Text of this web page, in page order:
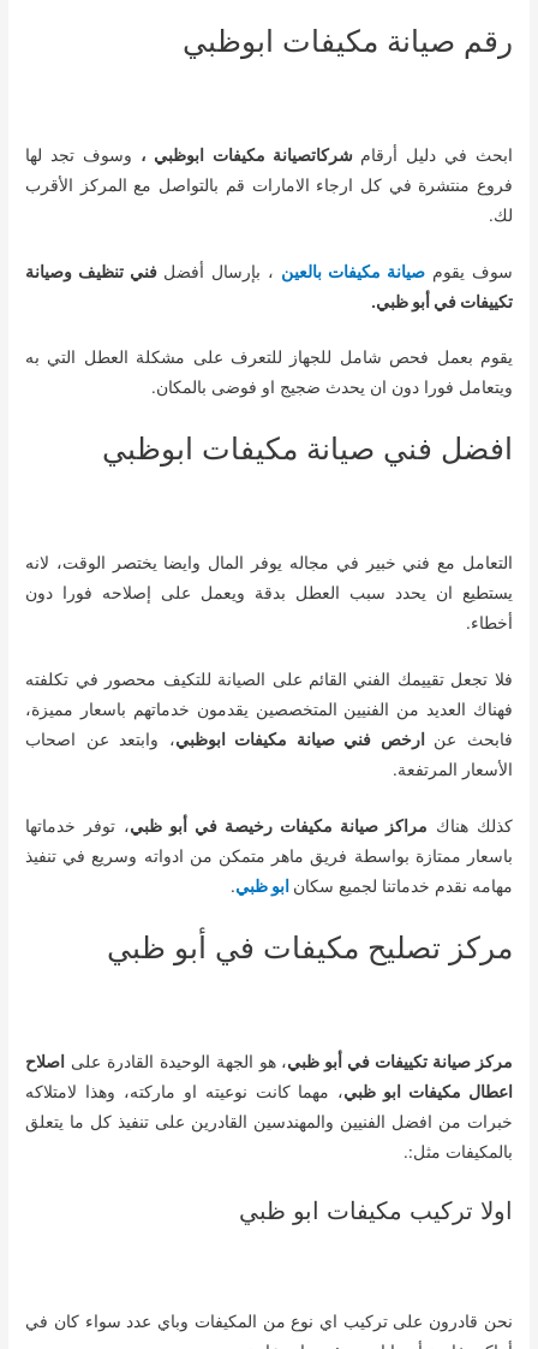
رقم صيانة مكيفات ابوظبي
ابحث في دليل أرقام شركاتصيانة مكيفات ابوظبي ، وسوف تجد لها
فروع منتشرة في كل ارجاء الامارات قم بالتواصل مع المركز الأقرب
لك.
سوف يقوم صيانة مكيفات بالعين ، بإرسال أفضل فني تنظيف وصيانة
تكييفات في أبو ظبي.
يقوم بعمل فحص شامل للجهاز للتعرف على مشكلة العطل التي به
ويتعامل فورا دون ان يحدث ضجيج او فوضى بالمكان.
افضل فني صيانة مكيفات ابوظبي
التعامل مع فني خبير في مجاله يوفر المال وايضا يختصر الوقت، لانه
يستطيع ان يحدد سبب العطل بدقة ويعمل على إصلاحه فورا دون
أخطاء.
فلا تجعل تقييمك الفني القائم على الصيانة للتكيف محصور في تكلفته
فهناك العديد من الفنيين المتخصصين يقدمون خدماتهم باسعار مميزة،
فابحث عن ارخص فني صيانة مكيفات ابوظبي، وابتعد عن اصحاب
الأسعار المرتفعة.
كذلك هناك مراكز صيانة مكيفات رخيصة في أبو ظبي، توفر خدماتها
باسعار ممتازة بواسطة فريق ماهر متمكن من ادواته وسريع في تنفيذ
مهامه نقدم خدماتنا لجميع سكان ابو ظبي.
مركز تصليح مكيفات في أبو ظبي
مركز صيانة تكييفات في أبو ظبي، هو الجهة الوحيدة القادرة على
اصلاح
اعطال مكيفات ابو ظبي، مهما كانت نوعيته او ماركته، وهذا لامتلاكه
خبرات من افضل الفنيين والمهندسين القادرين على تنفيذ كل ما يتعلق
بالمكيفات مثل:.
اولا تركيب مكيفات ابو ظبي
نحن قادرون على تركيب اي نوع من المكيفات وباي عدد سواء كان في